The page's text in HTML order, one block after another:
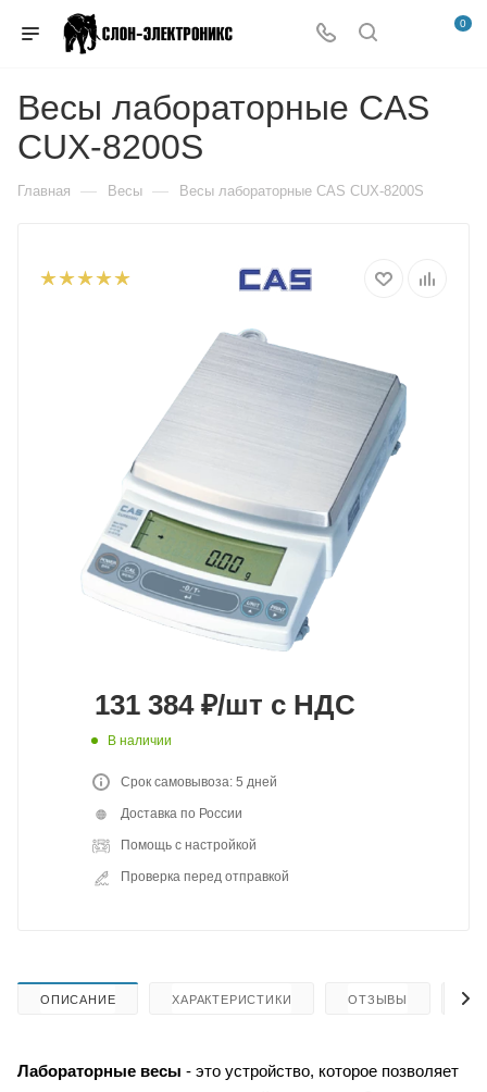
0
Весы лабораторные CAS
CUX-8200S
Главная — Весы — Весы лабораторные CAS CUX-8200S
131 384₽/шт с НДС
В наличии
Срок самовывоза: 5 дней
Доставка по России
Помощь с настройкой
Проверка перед отправкой
ОПИСАНИЕ ХАРАКТЕРИСТИКИ ОТЗЫВЫ
Лабораторные весы - это устройство, которое позволяет